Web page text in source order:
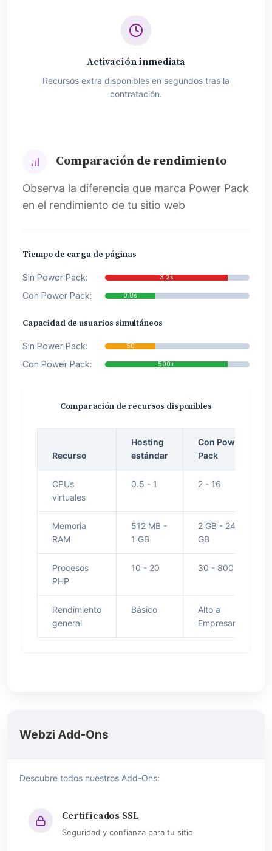
Activación inmediata
Recursos extra disponibles en segundos tras la
contratación.
Comparación de rendimiento
Observa la diferencia que marca Power Pack
en el rendimiento de tu sitio web
Tiempo de carga de páginas
Sin Power Pack: 3.2s
Con Power Pack: 0.8s
Capacidad de usuarios simultáneos
Sin Power Pack: 50
Con Power Pack: 500+
Comparación de recursos disponibles
Recurso
Hosting
estándar
Con Power
Pack
CPUs
virtuales
0.5 - 1 2 - 16
Memoria
RAM
512 MB -
1 GB
2 GB - 24
GB
Procesos
PHP
10 - 20 30 - 800
Rendimiento
general
Básico
Alto a
Empresarial
Webzi Add-Ons
Descubre todos nuestros Add-Ons:
Certificados SSL
Seguridad y confianza para tu sitio